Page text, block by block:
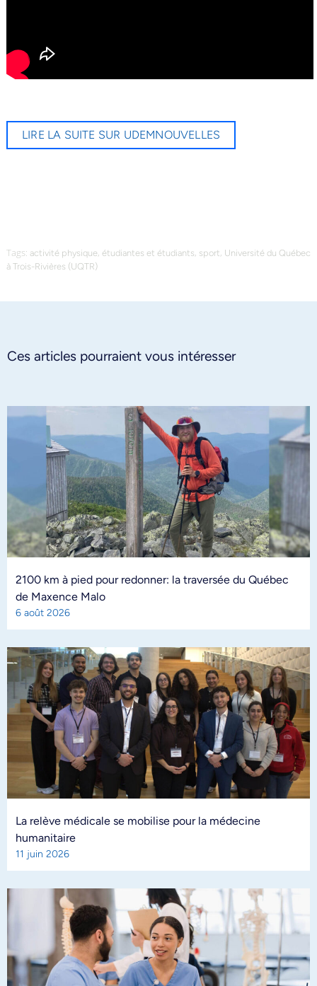
LIRE LA SUITE SUR UDEMNOUVELLES
Tags: activité physique, étudiantes et étudiants, sport, Université du Québec
à Trois-Rivières (UQTR)
Ces articles pourraient vous intéresser
2100 km à pied pour redonner: la traversée du Québec
de Maxence Malo
6 août 2026
La relève médicale se mobilise pour la médecine
humanitaire
11 juin 2026